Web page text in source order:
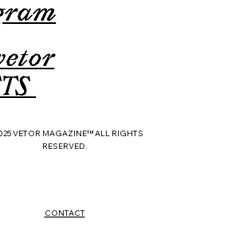
VETOR MAGAZINE™ ALL RIGHTS
RESERVED.
CONTACT